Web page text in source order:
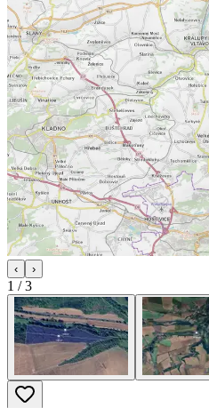
‹ ›
1 /3